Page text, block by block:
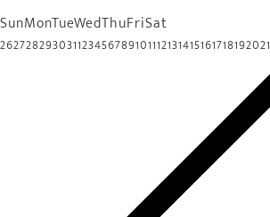
SunMonTueWedThuFriSat
262728293031123456789101112131415161718192021